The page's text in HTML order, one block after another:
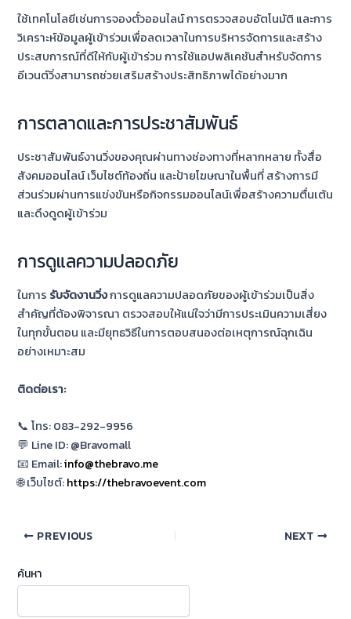
ใช้เทคโนโลยีเช่นการจองตั๋วออนไลน์ การตรวจสอบอัตโนมัติ และการ
วิเคราะห์ข้อมูลผู้เข้าร่วมเพื่อลดเวลาในการบริหารจัดการและสร้าง
ประสบการณ์ที่ดีให้กับผู้เข้าร่วม การใช้แอปพลิเคชันสำหรับจัดการ
อีเวนต์วิ่งสามารถช่วยเสริมสร้างประสิทธิภาพได้อย่างมาก
การตลาดและการประชาสัมพันธ์
ประชาสัมพันธ์งานวิ่งของคุณผ่านทางช่องทางที่หลากหลาย ทั้งสื่อ
สังคมออนไลน์ เว็บไซต์ท้องถิ่น และป้ายโฆษณาในพื้นที่ สร้างการมี
ส่วนร่วมผ่านการแข่งขันหรือกิจกรรมออนไลน์เพื่อสร้างความตื่นเต้น
และดึงดูดผู้เข้าร่วม
การดูแลความปลอดภัย
ในการ รับจัดงานวิ่งการดูแลความปลอดภัยของผู้เข้าร่วมเป็นสิ่ง
สำคัญที่ต้องพิจารณา ตรวจสอบให้แน่ใจว่ามีการประเมินความเสี่ยง
ในทุกขั้นตอน และมียุทธวิธีในการตอบสนองต่อเหตุการณ์ฉุกเฉิน
อย่างเหมาะสม
ติดต่อเรา:
📞 โทร: 083-292-9956
💬 Line ID: @Bravomall
📧 Email:info@thebravo.me
🌐 เว็บไซต์:https://thebravoevent.com
PREVIOUS NEXT
ค้นหา